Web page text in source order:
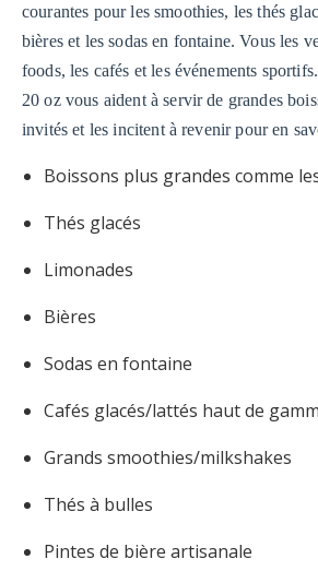
courantes pour les smoothies, les thés
bières et les sodas en fontaine. Vous les
foods, les cafés et les événements
20 oz vous aident à servir de grandes
invités et les incitent à revenir pour en
Boissons plus grandes comme
Thés glacés
Limonades
Bières
Sodas en fontaine
Cafés glacés/lattés haut de
Grands smoothies/milkshakes
Thés à bulles
Pintes de bière artisanale